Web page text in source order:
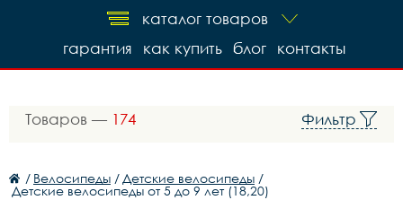
каталог товаров
контакты
блог
как купить
гарантия
Товаров — 174 Фильтр
/ Велосипеды / Детские велосипеды /
Детские велосипеды от 5 до 9 лет (18,20)